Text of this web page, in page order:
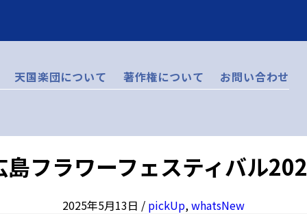
天国楽団について 著作権について お問い合わせ
島フラワーフェスティバル
2025年5月13日 / pickUp, whatsNew